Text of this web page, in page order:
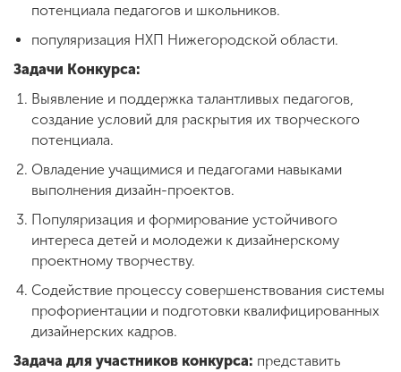
потенциала педагогов и школьников.
популяризация НХП Нижегородской области.
Задачи Конкурса:
Выявление и поддержка талантливых педагогов,
создание условий для раскрытия их творческого
потенциала.
Овладение учащимися и педагогами навыками
выполнения дизайн-проектов.
Популяризация и формирование устойчивого
интереса детей и молодежи к дизайнерскому
проектному творчеству.
Содействие процессу совершенствования системы
профориентации и подготовки квалифицированных
дизайнерских кадров.
Задача для участников конкурса: представить